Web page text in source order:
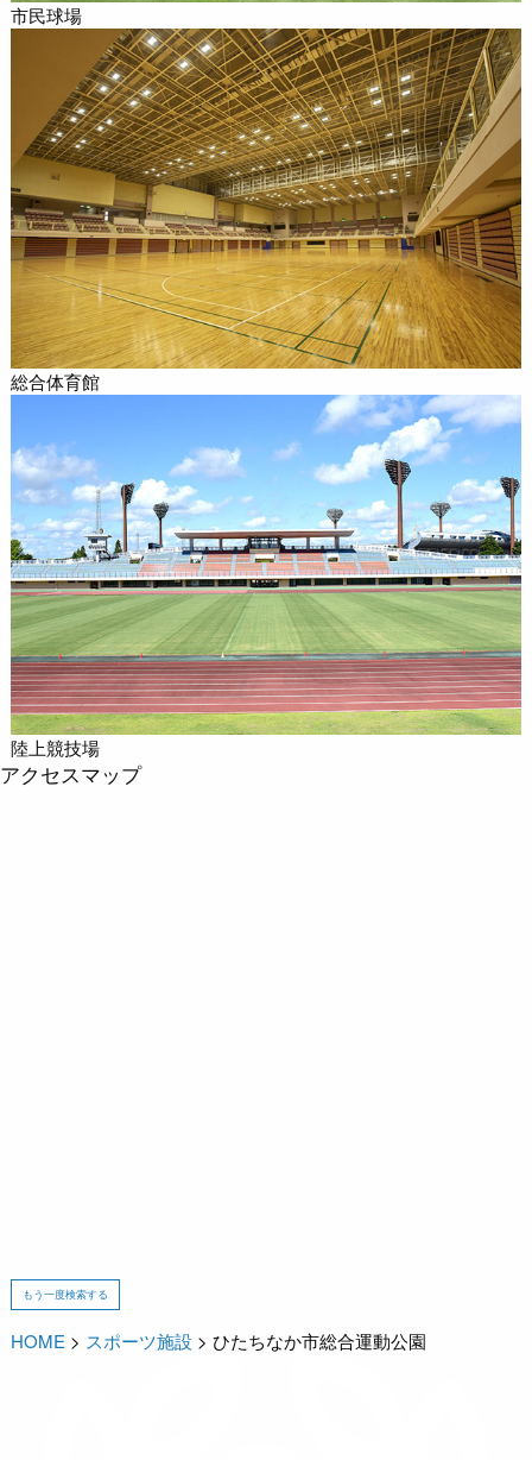
市民球場
総合体育館
陸上競技場
アクセスマップ
もう一度検索する
HOME > スポーツ施設 >ひたちなか市総合運動公園